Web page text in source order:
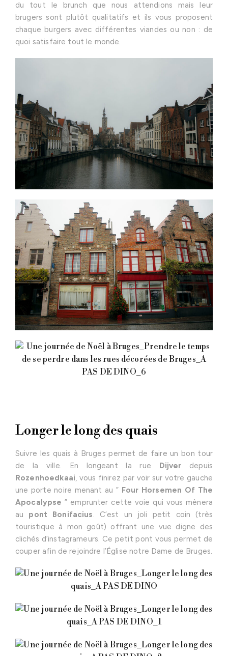
du tout le brunch que nous attendions mais leur
brugers sont plutôt qualitatifs et ils vous proposent
chaque burgers avec différentes viandes ou non : de
quoi satisfaire tout le monde.
Longer le long des quais
Suivre les quais à Bruges permet de faire un bon tour
de la ville. En longeant la rue Dijver depuis
Rozenhoedkaai, vous finirez par voir sur votre gauche
une porte noire menant au ” Four Horsemen Of The
Apocalypse ” emprunter cette voie qui vous mènera
au pont Bonifacius. C’est un joli petit coin (très
touristique à mon goût) offrant une vue digne des
clichés d’instagrameurs. Ce petit pont vous permet de
couper afin de rejoindre l’Église notre Dame de Bruges.